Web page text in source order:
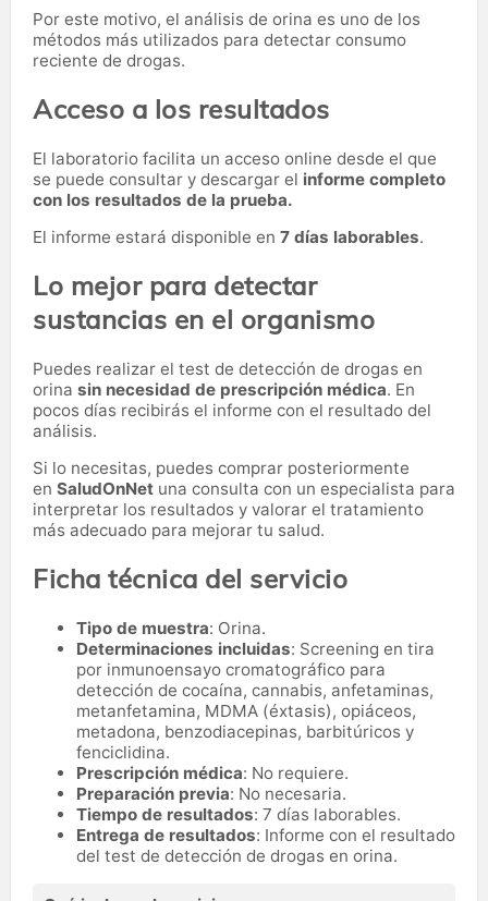
Por este motivo, el análisis de orina es uno de los
métodos más utilizados para detectar consumo
reciente de drogas.
Acceso a los resultados
El laboratorio facilita un acceso online desde el que
se puede consultar y descargar el informe completo
con los resultados de la prueba.
El informe estará disponible en 7 días laborables.
Lo mejor para detectar
sustancias en el organismo
Puedes realizar el test de detección de drogas en
orina sin necesidad de prescripción médica. En
pocos días recibirás el informe con el resultado del
análisis.
Si lo necesitas, puedes comprar posteriormente
en SaludOnNet una consulta con un especialista para
interpretar los resultados y valorar el tratamiento
más adecuado para mejorar tu salud.
Ficha técnica del servicio
Tipo de muestra: Orina.
Determinaciones incluidas: Screening en tira
por inmunoensayo cromatográfico para
detección de cocaína, cannabis, anfetaminas,
metanfetamina, MDMA (éxtasis), opiáceos,
metadona, benzodiacepinas, barbitúricos y
fenciclidina.
Prescripción médica: No requiere.
Preparación previa: No necesaria.
Tiempo de resultados: 7 días laborables.
Entrega de resultados: Informe con el resultado
del test de detección de drogas en orina.